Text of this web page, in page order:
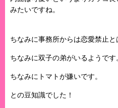
みたいですね。
ちなみに事務所からは恋愛禁止と
ちなみに双子の弟がいるようです
ちなみにトマトが嫌いです。
との豆知識でした！